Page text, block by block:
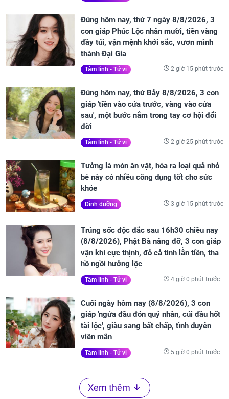
Đúng hôm nay, thứ 7 ngày 8/8/2026, 3
con giáp Phúc Lộc nhân mười, tiền vàng
đầy túi, vận mệnh khởi sắc, vươn mình
thành Đại Gia
Tâm linh - Tử vi 2 giờ 15 phút trước
Đúng hôm nay, thứ Bảy 8/8/2026, 3 con
giáp 'tiền vào cửa trước, vàng vào cửa
sau', một bước nắm trong tay cơ hội đổi
đời
Tâm linh - Tử vi 2 giờ 25 phút trước
Tưởng là món ăn vặt, hóa ra loại quả nhỏ
bé này có nhiều công dụng tốt cho sức
khỏe
Dinh dưỡng 3 giờ 15 phút trước
Trúng sốc độc đắc sau 16h30 chiều nay
(8/8/2026), Phật Bà nâng đỡ, 3 con giáp
vận khí cực thịnh, đỏ cả tình lẫn tiền, tha
hồ ngồi hưởng lộc
Tâm linh - Tử vi 4 giờ 0 phút trước
Cuối ngày hôm nay (8/8/2026), 3 con
giáp 'ngửa đầu đón quý nhân, cúi đầu hốt
tài lộc', giàu sang bất chấp, tình duyên
viên mãn
Tâm linh - Tử vi 5 giờ 0 phút trước
Xem thêm